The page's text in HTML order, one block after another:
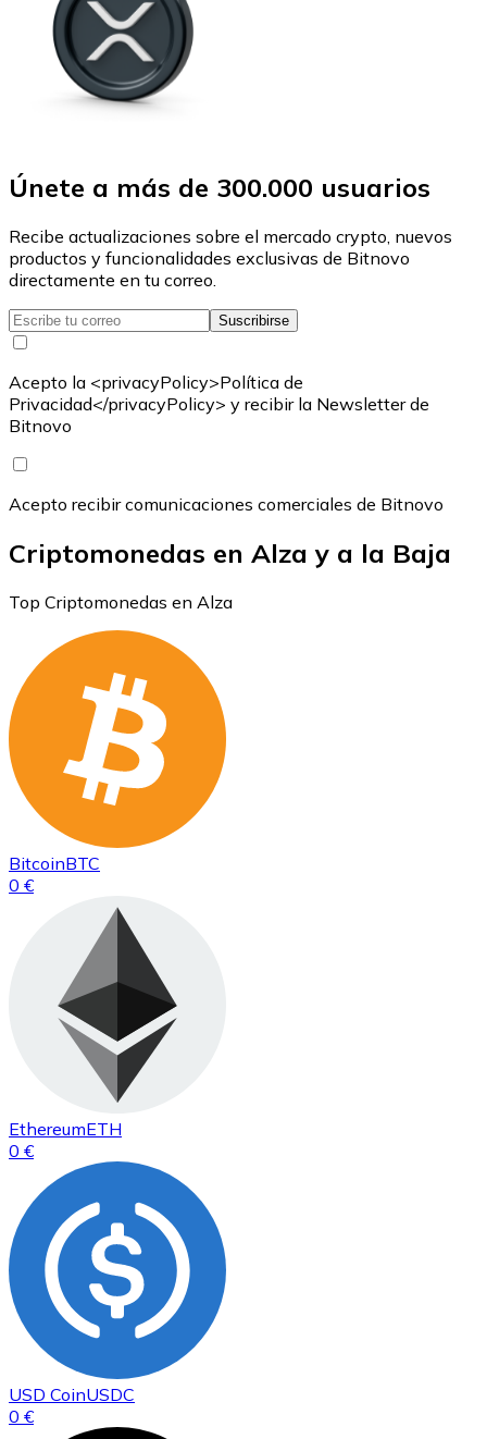
Únete a más de 300.000 usuarios
Recibe actualizaciones sobre el mercado crypto, nuevos
productos y funcionalidades exclusivas de Bitnovo
directamente en tu correo.
Suscribirse
Acepto la <privacyPolicy>Política de
Privacidad</privacyPolicy> y recibir la Newsletter de
Bitnovo
Acepto recibir comunicaciones comerciales de Bitnovo
Criptomonedas en Alza y a la Baja
Top Criptomonedas en Alza
BitcoinBTC
0 €
EthereumETH
0 €
USD CoinUSDC
0 €